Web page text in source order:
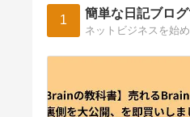
1 簡単な日記ブロ